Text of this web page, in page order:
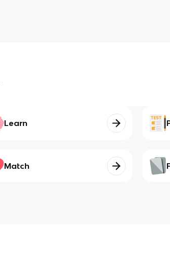
Learn
Match